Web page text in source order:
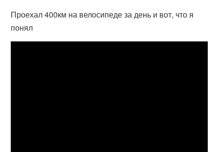
Проехал 400км на велосипеде за день и вот, что я
понял